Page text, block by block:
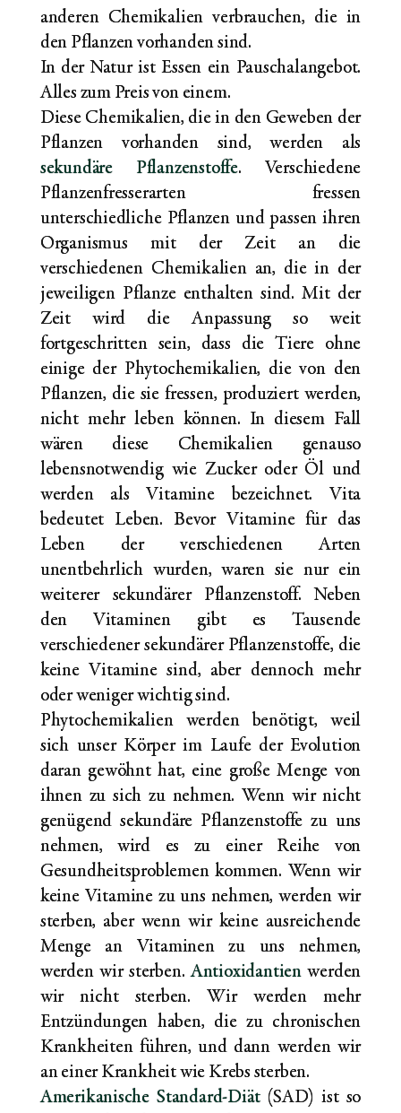
anderen Chemikalien verbrauchen, die in
den Pflanzen vorhanden sind.
In der Natur ist Essen ein Pauschalangebot.
Alles zum Preis von einem.
Diese Chemikalien, die in den Geweben der
Pflanzen vorhanden sind, werden als
sekundäre Pflanzenstoffe. Verschiedene
Pflanzenfresserarten fressen
unterschiedliche Pflanzen und passen ihren
Organismus mit der Zeit an die
verschiedenen Chemikalien an, die in der
jeweiligen Pflanze enthalten sind. Mit der
Zeit wird die Anpassung so weit
fortgeschritten sein, dass die Tiere ohne
einige der Phytochemikalien, die von den
Pflanzen, die sie fressen, produziert werden,
nicht mehr leben können. In diesem Fall
wären diese Chemikalien genauso
lebensnotwendig wie Zucker oder Öl und
werden als Vitamine bezeichnet. Vita
bedeutet Leben. Bevor Vitamine für das
Leben der verschiedenen Arten
unentbehrlich wurden, waren sie nur ein
weiterer sekundärer Pflanzenstoff. Neben
den Vitaminen gibt es Tausende
verschiedener sekundärer Pflanzenstoffe, die
keine Vitamine sind, aber dennoch mehr
oder weniger wichtig sind.
Phytochemikalien werden benötigt, weil
sich unser Körper im Laufe der Evolution
daran gewöhnt hat, eine große Menge von
ihnen zu sich zu nehmen. Wenn wir nicht
genügend sekundäre Pflanzenstoffe zu uns
nehmen, wird es zu einer Reihe von
Gesundheitsproblemen kommen. Wenn wir
keine Vitamine zu uns nehmen, werden wir
sterben, aber wenn wir keine ausreichende
Menge an Vitaminen zu uns nehmen,
werden wir sterben.Antioxidantienwerden
wir nicht sterben. Wir werden mehr
Entzündungen haben, die zu chronischen
Krankheiten führen, und dann werden wir
an einer Krankheit wie Krebs sterben.
Amerikanische Standard-Diät(SAD) ist so